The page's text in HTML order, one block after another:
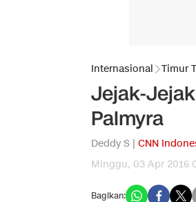
Internasional Timur
Jejak-
Palmyra
Deddy S | CNN
Minggu, 03 Apr 2016
Bagikan: